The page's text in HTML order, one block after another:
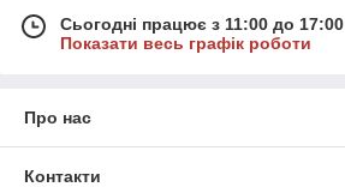
Сьогодні працює з 11:00 до 17:00
Показати весь графік роботи
Про нас
Контакти